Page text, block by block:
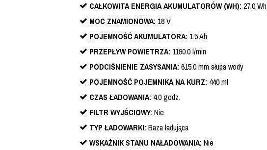
CAŁKOWITA ENERGIA AKUMULATORÓW (WH): 27.0 Wh
MOC ZNAMIONOWA: 18 V
POJEMNOŚĆ AKUMULATORA: 1.5 Ah
PRZEPŁYW POWIETRZA: 1190.0 l/min
PODCIŚNIENIE ZASYSANIA: 615.0 mm słupa wody
POJEMNOŚĆ POJEMNIKA NA KURZ: 440 ml
CZAS ŁADOWANIA: 4.0 godz.
FILTR WYJŚCIOWY: Nie
TYP ŁADOWARKI: Baza ładująca
WSKAŹNIK STANU NAŁADOWANIA: Nie